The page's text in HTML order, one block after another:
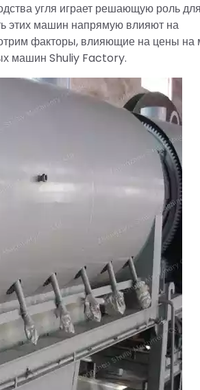
угля играет решающую роль для
этих машин напрямую влияют на
факторы, влияющие на цены
машин Shuliy Factory.